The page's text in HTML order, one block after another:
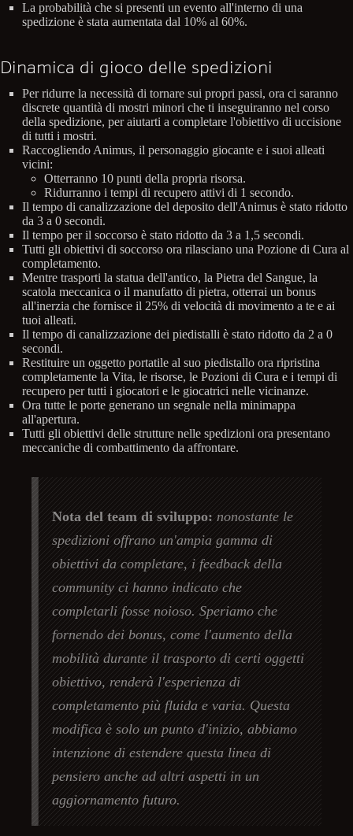
La probabilità che si presenti un evento all'interno di una
spedizione è stata aumentata dal 10% al 60%.
Dinamica di gioco delle spedizioni
Per ridurre la necessità di tornare sui propri passi, ora ci saranno
discrete quantità di mostri minori che ti inseguiranno nel corso
della spedizione, per aiutarti a completare l'obiettivo di uccisione
di tutti i mostri.
Raccogliendo Animus, il personaggio giocante e i suoi alleati
vicini:
Otterranno 10 punti della propria risorsa.
Ridurranno i tempi di recupero attivi di 1 secondo.
Il tempo di canalizzazione del deposito dell'Animus è stato ridotto
da 3 a 0 secondi.
Il tempo per il soccorso è stato ridotto da 3 a 1,5 secondi.
Tutti gli obiettivi di soccorso ora rilasciano una Pozione di Cura al
completamento.
Mentre trasporti la statua dell'antico, la Pietra del Sangue, la
scatola meccanica o il manufatto di pietra, otterrai un bonus
all'inerzia che fornisce il 25% di velocità di movimento a te e ai
tuoi alleati.
Il tempo di canalizzazione dei piedistalli è stato ridotto da 2 a 0
secondi.
Restituire un oggetto portatile al suo piedistallo ora ripristina
completamente la Vita, le risorse, le Pozioni di Cura e i tempi di
recupero per tutti i giocatori e le giocatrici nelle vicinanze.
Ora tutte le porte generano un segnale nella minimappa
all'apertura.
Tutti gli obiettivi delle strutture nelle spedizioni ora presentano
meccaniche di combattimento da affrontare.
Nota del team di sviluppo:nonostante le
spedizioni offrano un'ampia gamma di
obiettivi da completare, i feedback della
community ci hanno indicato che
completarli fosse noioso. Speriamo che
fornendo dei bonus, come l'aumento della
mobilità durante il trasporto di certi oggetti
obiettivo, renderà l'esperienza di
completamento più fluida e varia. Questa
modifica è solo un punto d'inizio, abbiamo
intenzione di estendere questa linea di
pensiero anche ad altri aspetti in un
aggiornamento futuro.